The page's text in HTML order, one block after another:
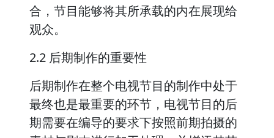
合，节目能够将其所承载的内在展现给
观众。
2.2 后期制作的重要性
后期制作在整个电视节目的制作中处于
最终也是最重要的环节，电视节目的后
期需要在编导的要求下按照前期拍摄的